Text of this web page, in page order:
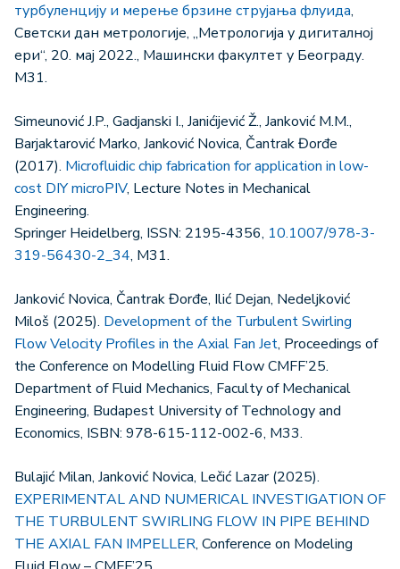
турбуленцију и мерење брзине струјања флуида,
Светски дан метрологије, „Метрологија у дигиталној
ери“, 20. мај 2022., Машински факултет у Београду.
M31.
Simeunović J.P., Gadjanski I., Janićijević Ž., Janković M.M.,
Barjaktarović Marko, Janković Novica, Čantrak Đorđe
(2017). Microfluidic chip fabrication for application in low-
cost DIY microPIV, Lecture Notes in Mechanical
Engineering.
Springer Heidelberg, ISSN: 2195-4356, 10.1007/978-3-
319-56430-2_34, M31.
Janković Novica, Čantrak Đorđe, Ilić Dejan, Nedeljković
Miloš (2025). Development of the Turbulent Swirling
Flow Velocity Profiles in the Axial Fan Jet, Proceedings of
the Conference on Modelling Fluid Flow CMFF’25.
Department of Fluid Mechanics, Faculty of Mechanical
Engineering, Budapest University of Technology and
Economics, ISBN: 978-615-112-002-6, M33.
Bulajić Milan, Janković Novica, Lečić Lazar (2025).
EXPERIMENTAL AND NUMERICAL INVESTIGATION OF
THE TURBULENT SWIRLING FLOW IN PIPE BEHIND
THE AXIAL FAN IMPELLER, Conference on Modeling